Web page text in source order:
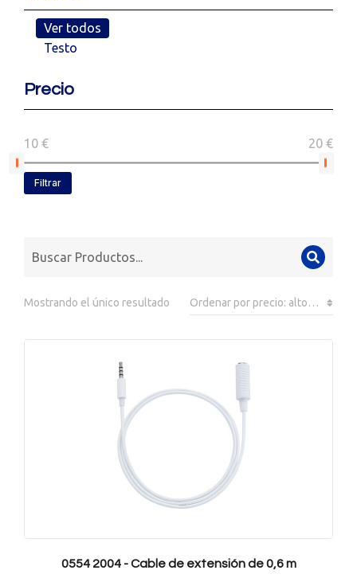
Ver todos
Testo
Precio
10 € 20 €
Filtrar
Mostrando el único resultado
0554 2004 - Cable de extensión de 0,6 m